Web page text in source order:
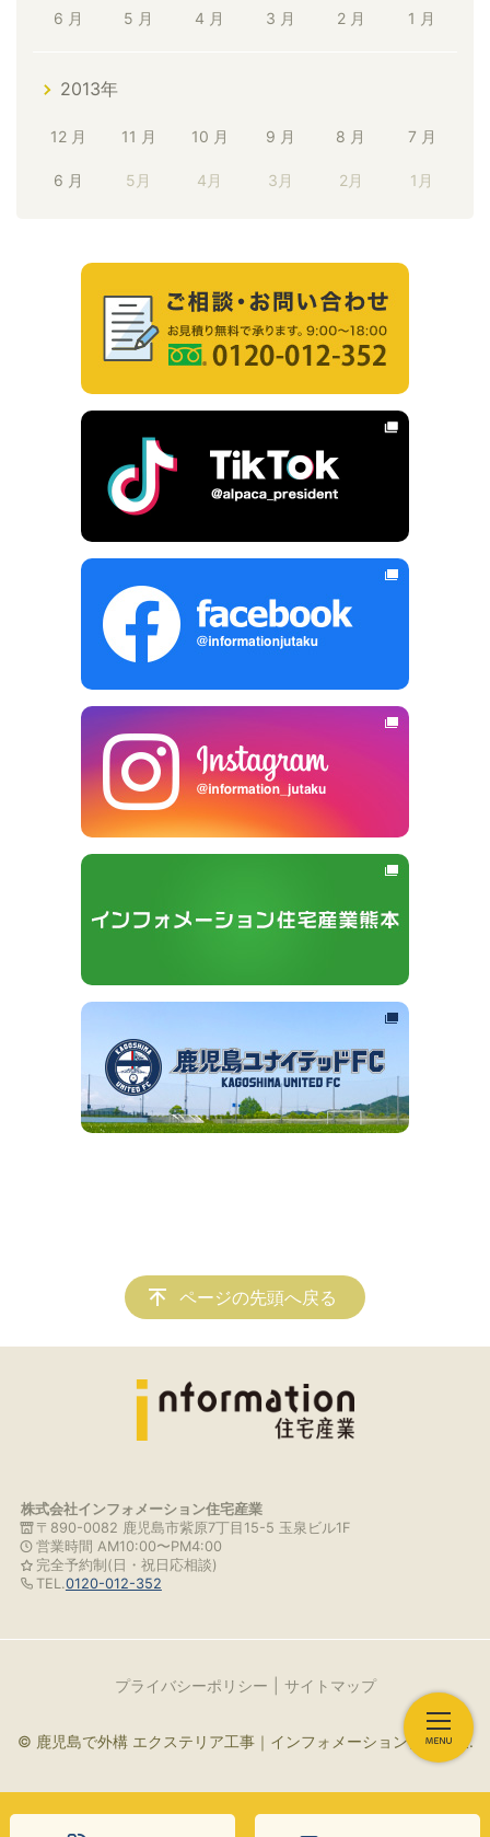
6 月 5 月 4 月 3 月 2 月 1 月
2013年
12 月 11 月 10 月 9 月 8 月 7 月
6 月 5月 4月 3月 2月 1月
ページの先頭へ戻る
株式会社インフォメーション住宅産業
〒890-0082 鹿児島市紫原7丁目15-5 玉泉ビル1F
営業時間 AM10:00〜PM4:00
完全予約制(日・祝日応相談)
TEL.0120-012-352
プライバシーポリシー サイトマップ
© 鹿児島で外構 エクステリア工事｜インフォメーション住宅産業.